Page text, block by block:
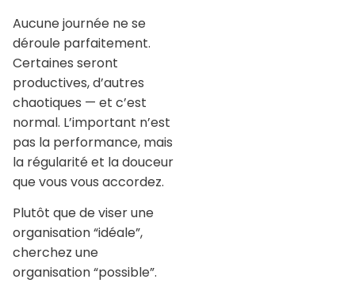
Aucune journée ne se
déroule parfaitement.
Certaines seront
productives, d’autres
chaotiques — et c’est
normal. L’important n’est
pas la performance, mais
la régularité et la douceur
que vous vous accordez.
Plutôt que de viser une
organisation “idéale”,
cherchez une
organisation “possible”.